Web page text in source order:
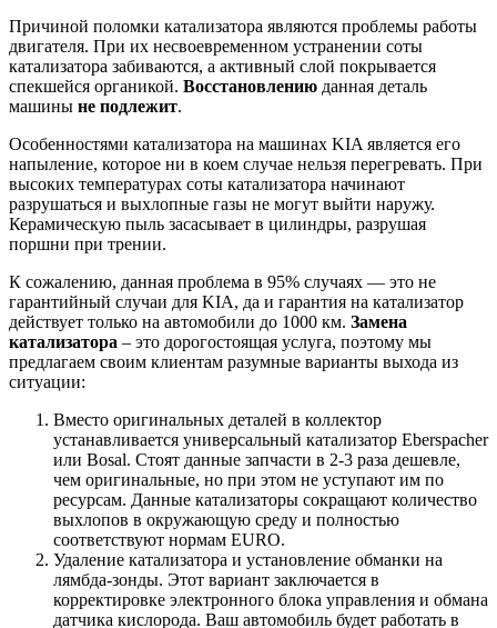
Причиной поломки катализатора являются проблемы работы
двигателя. При их несвоевременном устранении соты
катализатора забиваются, а активный слой покрывается
спекшейся органикой. Восстановлению данная деталь
машины не подлежит.
Особенностями катализатора на машинах KIA является его
напыление, которое ни в коем случае нельзя перегревать. При
высоких температурах соты катализатора начинают
разрушаться и выхлопные газы не могут выйти наружу.
Керамическую пыль засасывает в цилиндры, разрушая
поршни при трении.
К сожалению, данная проблема в 95% случаях — это не
гарантийный случаи для KIA, да и гарантия на катализатор
действует только на автомобили до 1000 км. Замена
катализатора – это дорогостоящая услуга, поэтому мы
предлагаем своим клиентам разумные варианты выхода из
ситуации:
Вместо оригинальных деталей в коллектор
устанавливается универсальный катализатор Eberspacher
или Bosal. Стоят данные запчасти в 2-3 раза дешевле,
чем оригинальные, но при этом не уступают им по
ресурсам. Данные катализаторы сокращают количество
выхлопов в окружающую среду и полностью
соответствуют нормам EURO.
Удаление катализатора и установление обманки на
лямбда-зонды. Этот вариант заключается в
корректировке электронного блока управления и обмана
датчика кислорода. Ваш автомобиль будет работать в